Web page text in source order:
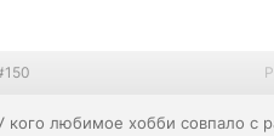
кого любимое хобби совпало с